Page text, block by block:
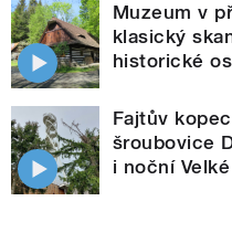
Muzeum v
klasický
historické
Fajtův
šroubovice
i noční